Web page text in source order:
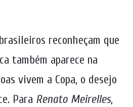
reconheçam que
também aparece na
vivem a Copa, o desejo
Para Renato Meirelles,